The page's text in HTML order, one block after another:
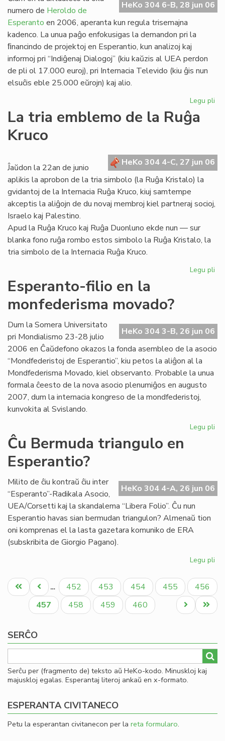
HeKo 304 6-B, 28 jun 06
numero de Heroldo de
Esperanto en 2006, aperanta kun regula trisemajna
kadenco. La unua paĝo enfokusigas la demandon pri la
ﬁnancindo de projektoj en Esperantio, kun analizoj kaj
informoj pri “Indiĝenaj Dialogoj” (kiu kaŭzis al UEA perdon
de pli ol 17.000 euroj), pri Internacia Televido (kiu ĝis nun
elsuĉis eble 25.000 eŭrojn) kaj alio.
Legu pli
La tria emblemo de la Ruĝa
Kruco
HeKo 304 4-C, 27 jun 06
Ĵaŭdon la 22an de junio
aplikis la aprobon de la tria simbolo (la Ruĝa Kristalo) la
gvidantoj de la Internacia Ruĝa Kruco, kiuj samtempe
akceptis la aliĝojn de du novaj membroj kiel partneraj socioj,
Israelo kaj Palestino.
Apud la Ruĝa Kruco kaj Ruĝa Duonluno ekde nun — sur
blanka fono ruĝa rombo estos simbolo la Ruĝa Kristalo, la
tria simbolo de la Internacia Ruĝa Kruco.
Legu pli
la
Esperanto-filio en la
monfederisma movado?
HeKo 304 3-B, 26 jun 06
Dum la Somera Universitato
pri Mondialismo 23-28 julio
2006 en Ĉaŭdefono okazos la fonda asembleo de la asocio
“Mondfederistoj de Esperantio”, kiu petos la aliĝon al la
Mondfederisma Movado, kiel observanto. Probable la unua
formala ĉeesto de la nova asocio plenumiĝos en augusto
2007, dum la internacia kongreso de la mondfederistoj,
kunvokita al Svislando.
Legu pli
Ĉu Bermuda triangulo en
Esperantio?
HeKo 304 4-A, 26 jun 06
Milito de ĉiu kontraŭ ĉiu inter
“Esperanto”-Radikala Asocio,
UEA/Corsetti kaj la skandalema “Libera Folio”. Ĉu nun
Esperantio havas sian bermudan triangulon? Almenaŭ tion
oni komprenas el la lasta gazetara komuniko de ERA
(subskribita de Giorgio Pagano).
Legu pli
en
Pagination
Unua
paĝo
Antaŭa
paĝo
… Paĝo
452 Paĝo
453 Paĝo
454 Paĝo
455 Paĝo
456
Aktuala
paĝo
457 Paĝo
458 Paĝo
459 Paĝo
460
Last
page
Next
page
SERĈO
Serĉu per (fragmento de) teksto aŭ HeKo-kodo. Minuskloj kaj
majuskloj egalas. Esperantaj literoj ankaŭ en x-formato.
ESPERANTA CIVITANECO
Petu la esperantan civitanecon per la reta formularo.